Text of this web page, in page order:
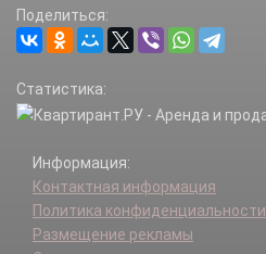
Поделиться:
Статистика:
Информация:
Контактная информация
Политика конфиденциальности
Размещение рекламы